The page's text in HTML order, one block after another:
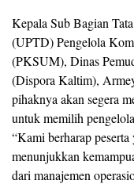
Kepala Sub Bagian
(UPTD) Pengelola
(PKSUM), Dinas
(Dispora Kaltim),
pihaknya akan segera
untuk memilih
“Kami berharap
menunjukkan
dari manajemen